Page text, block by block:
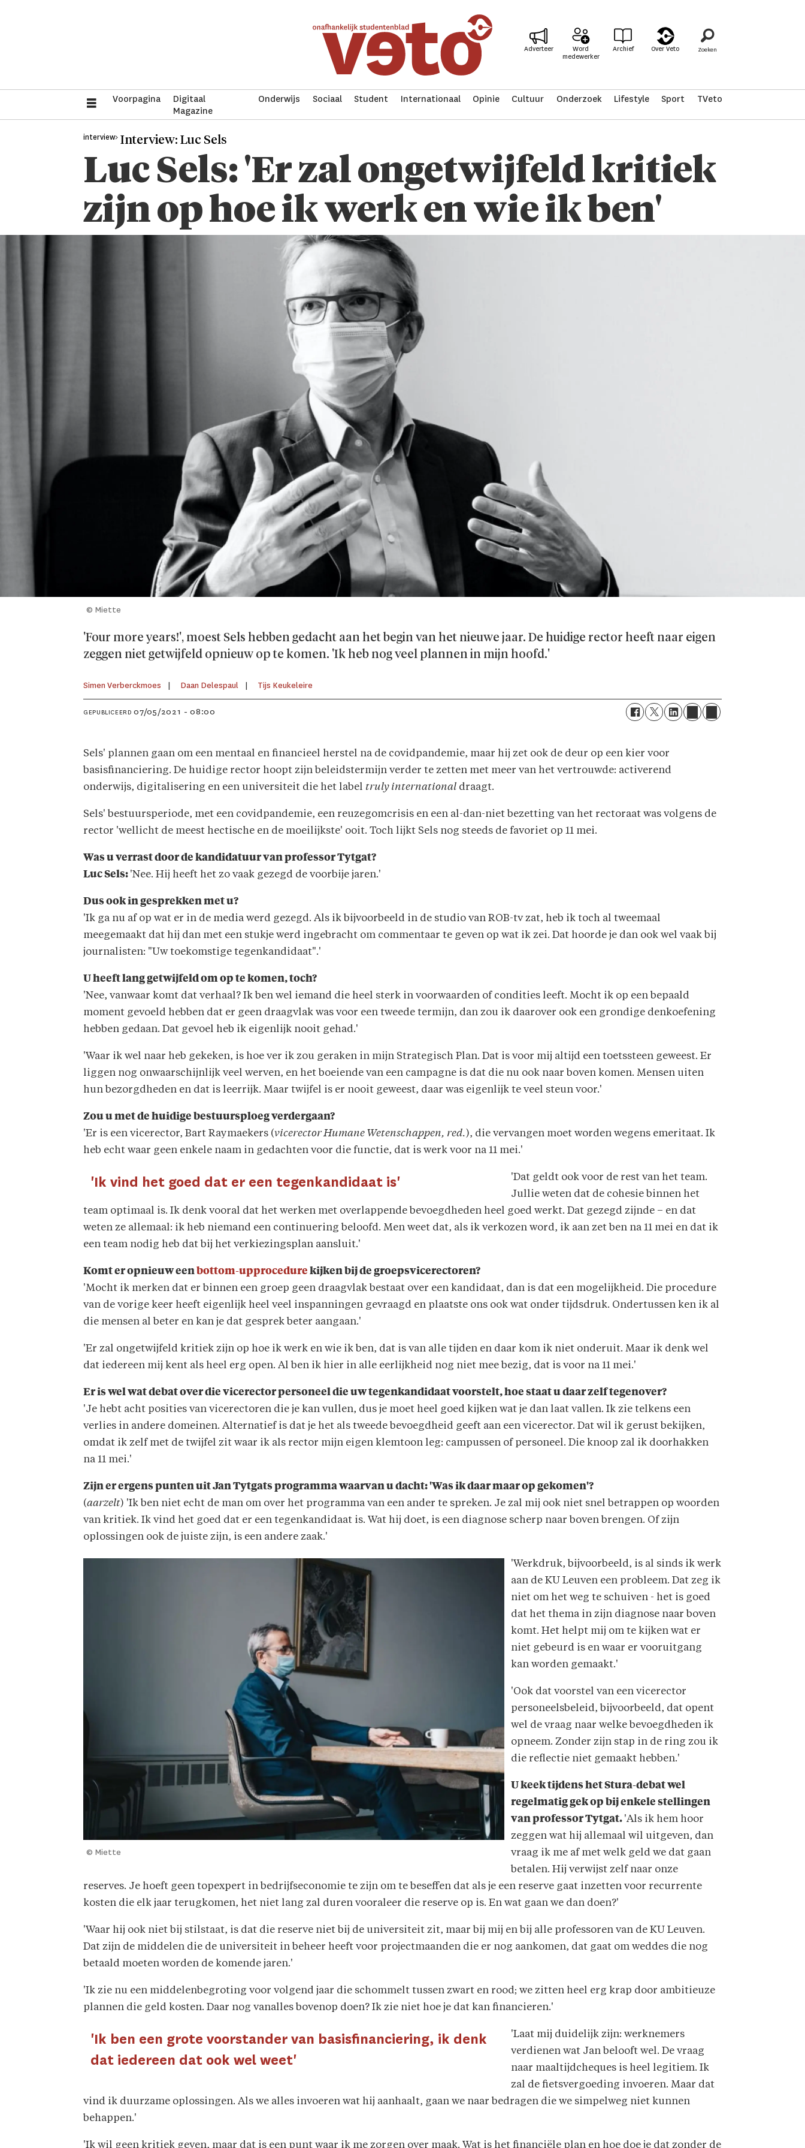
Adverteer
Word
medewerker
Archief Over Veto
Voorpagina
Digitaal
Magazine
Onderwijs Sociaal Student Internationaal Opinie Cultuur Onderzoek Lifestyle Sport TVeto
interview> Interview: Luc Sels
Luc Sels: 'Er zal ongetwijfeld kritiek
zijn op hoe ik werk en wie ik ben'
© Miette
'Four more years!', moest Sels hebben gedacht aan het begin van het nieuwe jaar. De huidige rector heeft naar eigen
zeggen niet getwijfeld opnieuw op te komen. 'Ik heb nog veel plannen in mijn hoofd.'
Simen Verberckmoes Daan Delespaul Tijs Keukeleire
GEPUBLICEERD 07/05/2021 - 08:00
Sels' plannen gaan om een mentaal en financieel herstel na de covidpandemie, maar hij zet ook de deur op een kier voor
basisfinanciering. De huidige rector hoopt zijn beleidstermijn verder te zetten met meer van het vertrouwde: activerend
onderwijs, digitalisering en een universiteit die het label truly international draagt.
Sels' bestuursperiode, met een covidpandemie, een reuzegomcrisis en een al-dan-niet bezetting van het rectoraat was volgens de
rector 'wellicht de meest hectische en de moeilijkste' ooit. Toch lijkt Sels nog steeds de favoriet op 11 mei.
Was u verrast door de kandidatuur van professor Tytgat?
Luc Sels: 'Nee. Hij heeft het zo vaak gezegd de voorbije jaren.'
Dus ook in gesprekken met u?
'Ik ga nu af op wat er in de media werd gezegd. Als ik bijvoorbeeld in de studio van ROB-tv zat, heb ik toch al tweemaal
meegemaakt dat hij dan met een stukje werd ingebracht om commentaar te geven op wat ik zei. Dat hoorde je dan ook wel vaak bij
journalisten: "Uw toekomstige tegenkandidaat".'
U heeft lang getwijfeld om op te komen, toch?
'Nee, vanwaar komt dat verhaal? Ik ben wel iemand die heel sterk in voorwaarden of condities leeft. Mocht ik op een bepaald
moment gevoeld hebben dat er geen draagvlak was voor een tweede termijn, dan zou ik daarover ook een grondige denkoefening
hebben gedaan. Dat gevoel heb ik eigenlijk nooit gehad.'
'Waar ik wel naar heb gekeken, is hoe ver ik zou geraken in mijn Strategisch Plan. Dat is voor mij altijd een toetssteen geweest. Er
liggen nog onwaarschijnlijk veel werven, en het boeiende van een campagne is dat die nu ook naar boven komen. Mensen uiten
hun bezorgdheden en dat is leerrijk. Maar twijfel is er nooit geweest, daar was eigenlijk te veel steun voor.'
Zou u met de huidige bestuursploeg verdergaan?
'Er is een vicerector, Bart Raymaekers (vicerector Humane Wetenschappen, red.), die vervangen moet worden wegens emeritaat. Ik
heb echt waar geen enkele naam in gedachten voor die functie, dat is werk voor na 11 mei.'
'Ik vind het goed dat er een tegenkandidaat is'
'Dat geldt ook voor de rest van het team.
Jullie weten dat de cohesie binnen het
team optimaal is. Ik denk vooral dat het werken met overlappende bevoegdheden heel goed werkt. Dat gezegd zijnde – en dat
weten ze allemaal: ik heb niemand een continuering beloofd. Men weet dat, als ik verkozen word, ik aan zet ben na 11 mei en dat ik
een team nodig heb dat bij het verkiezingsplan aansluit.'
Komt er opnieuw een bottom-upprocedure kijken bij de groepsvicerectoren?
'Mocht ik merken dat er binnen een groep geen draagvlak bestaat over een kandidaat, dan is dat een mogelijkheid. Die procedure
van de vorige keer heeft eigenlijk heel veel inspanningen gevraagd en plaatste ons ook wat onder tijdsdruk. Ondertussen ken ik al
die mensen al beter en kan je dat gesprek beter aangaan.'
'Er zal ongetwijfeld kritiek zijn op hoe ik werk en wie ik ben, dat is van alle tijden en daar kom ik niet onderuit. Maar ik denk wel
dat iedereen mij kent als heel erg open. Al ben ik hier in alle eerlijkheid nog niet mee bezig, dat is voor na 11 mei.'
Er is wel wat debat over die vicerector personeel die uw tegenkandidaat voorstelt, hoe staat u daar zelf tegenover?
'Je hebt acht posities van vicerectoren die je kan vullen, dus je moet heel goed kijken wat je dan laat vallen. Ik zie telkens een
verlies in andere domeinen. Alternatief is dat je het als tweede bevoegdheid geeft aan een vicerector. Dat wil ik gerust bekijken,
omdat ik zelf met de twijfel zit waar ik als rector mijn eigen klemtoon leg: campussen of personeel. Die knoop zal ik doorhakken
na 11 mei.'
Zijn er ergens punten uit Jan Tytgats programma waarvan u dacht: 'Was ik daar maar op gekomen'?
(aarzelt) 'Ik ben niet echt de man om over het programma van een ander te spreken. Je zal mij ook niet snel betrappen op woorden
van kritiek. Ik vind het goed dat er een tegenkandidaat is. Wat hij doet, is een diagnose scherp naar boven brengen. Of zijn
oplossingen ook de juiste zijn, is een andere zaak.'
© Miette
'Werkdruk, bijvoorbeeld, is al sinds ik werk
aan de KU Leuven een probleem. Dat zeg ik
niet om het weg te schuiven - het is goed
dat het thema in zijn diagnose naar boven
komt. Het helpt mij om te kijken wat er
niet gebeurd is en waar er vooruitgang
kan worden gemaakt.'
'Ook dat voorstel van een vicerector
personeelsbeleid, bijvoorbeeld, dat opent
wel de vraag naar welke bevoegdheden ik
opneem. Zonder zijn stap in de ring zou ik
die reflectie niet gemaakt hebben.'
U keek tijdens het Stura-debat wel
regelmatig gek op bij enkele stellingen
van professor Tytgat. 'Als ik hem hoor
zeggen wat hij allemaal wil uitgeven, dan
vraag ik me af met welk geld we dat gaan
betalen. Hij verwijst zelf naar onze
reserves. Je hoeft geen topexpert in bedrijfseconomie te zijn om te beseffen dat als je een reserve gaat inzetten voor recurrente
kosten die elk jaar terugkomen, het niet lang zal duren vooraleer die reserve op is. En wat gaan we dan doen?'
'Waar hij ook niet bij stilstaat, is dat die reserve niet bij de universiteit zit, maar bij mij en bij alle professoren van de KU Leuven.
Dat zijn de middelen die de universiteit in beheer heeft voor projectmaanden die er nog aankomen, dat gaat om weddes die nog
betaald moeten worden de komende jaren.'
'Ik zie nu een middelenbegroting voor volgend jaar die schommelt tussen zwart en rood; we zitten heel erg krap door ambitieuze
plannen die geld kosten. Daar nog vanalles bovenop doen? Ik zie niet hoe je dat kan financieren.'
'Ik ben een grote voorstander van basisfinanciering, ik denk
dat iedereen dat ook wel weet'
'Laat mij duidelijk zijn: werknemers
verdienen wat Jan belooft wel. De vraag
naar maaltijdcheques is heel legitiem. Ik
zal de fietsvergoeding invoeren. Maar dat
vind ik duurzame oplossingen. Als we alles invoeren wat hij aanhaalt, gaan we naar bedragen die we simpelweg niet kunnen
behappen.'
'Ik wil geen kritiek geven, maar dat is een punt waar ik me zorgen over maak. Wat is het financiële plan en hoe doe je dat zonder de